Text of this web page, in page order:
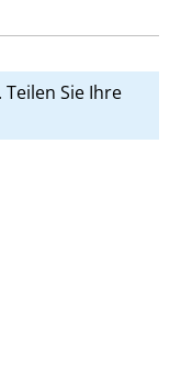
Sie Ihre